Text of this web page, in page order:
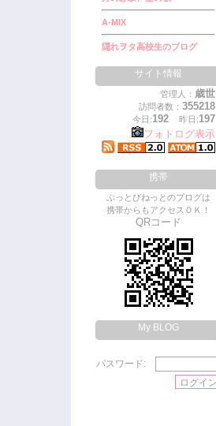
A-MIX
隠れヲタ高校生のブログ
サイト情報
管理人： 歳世
訪問者数： 355218
今日:192 昨日:197
フォトログ表示
携帯
ぶっとびねっとのブログは
携帯からもアクセスＯＫ！
QRコード
My BLOG
パスワード: